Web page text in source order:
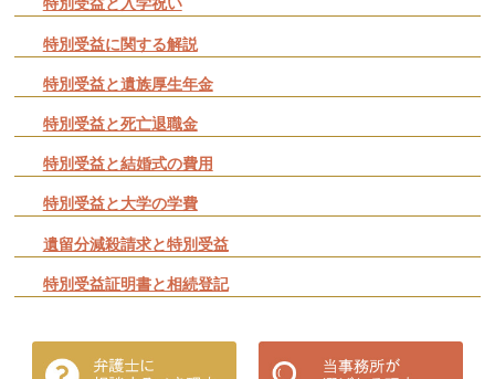
特別受益と入学祝い
特別受益に関する解説
特別受益と遺族厚生年金
特別受益と死亡退職金
特別受益と結婚式の費用
特別受益と大学の学費
遺留分減殺請求と特別受益
特別受益証明書と相続登記